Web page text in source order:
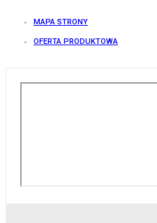
MAPA STRONY
OFERTA PRODUKTOWA